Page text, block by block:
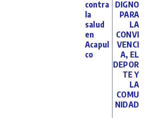
contra
la
salud
en
Acapul
co
DIGNO
PARA
LA
CONVI
VENCI
A, EL
DEPOR
TE Y
LA
COMU
NIDAD